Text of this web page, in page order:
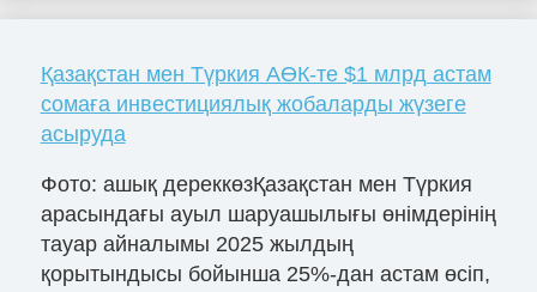
Қазақстан мен Түркия АӨК-те $1 млрд астам
сомаға инвестициялық жобаларды жүзеге
асыруда
Фото: ашық дереккөзҚазақстан мен Түркия
арасындағы ауыл шаруашылығы өнімдерінің
тауар айналымы 2025 жылдың
қорытындысы бойынша 25%-дан астам өсіп,